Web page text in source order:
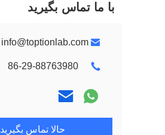
با ما تماس بگیرید
info@toptionlab.com
86-29-88763980
حالا تماس بگیرید